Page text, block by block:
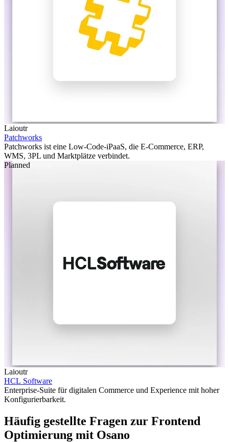
Laioutr
Patchworks
Patchworks ist eine Low-Code-iPaaS, die E-Commerce, ERP,
WMS, 3PL und Marktplätze verbindet.
Planned
Laioutr
HCL Software
Enterprise-Suite für digitalen Commerce und Experience mit hoher
Konfigurierbarkeit.
Häufig gestellte Fragen zur Frontend
Optimierung mit Osano